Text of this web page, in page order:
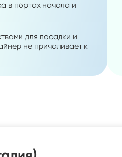
в портах начала и
для посадки и
не причаливает к